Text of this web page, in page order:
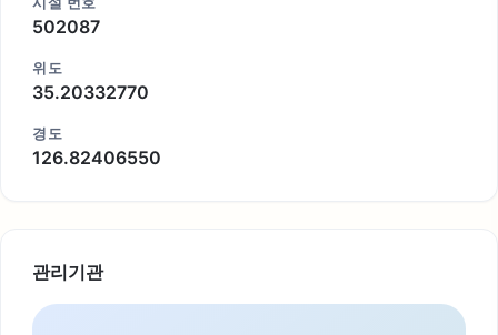
502087
위도
35.20332770
경도
126.82406550
관리기관